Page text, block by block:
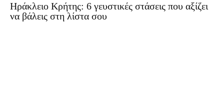
Ηράκλειο Κρήτης: 6 γευστικές στάσεις που αξίζει
να βάλεις στη λίστα σου